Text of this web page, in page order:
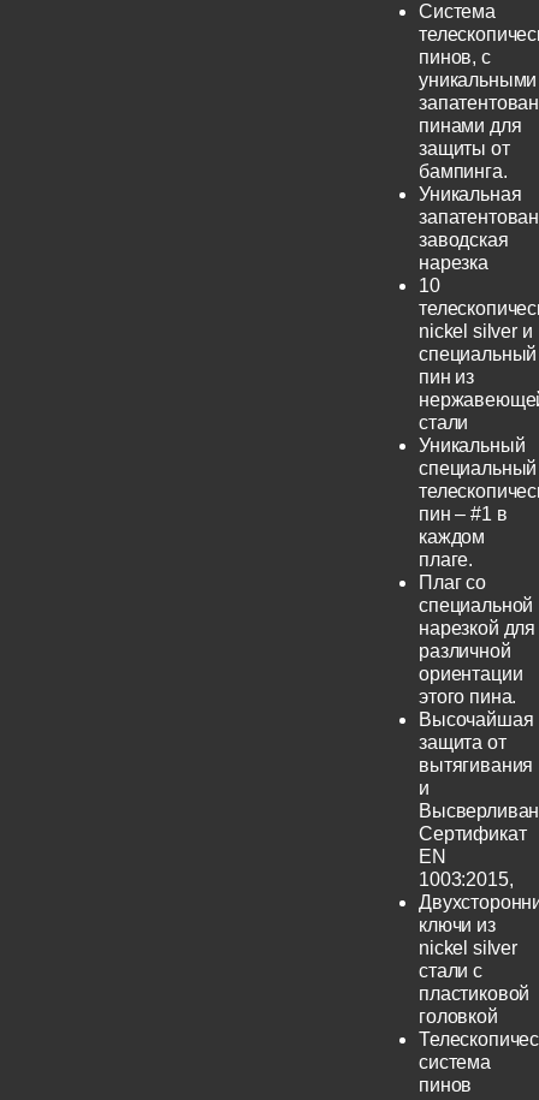
Система
пинов, с
уникальными
пинами для
защиты от
бампинга.
Уникальная
заводская
нарезка
10
nickel silver и
специальный
пин из
стали
Уникальный
специальный
пин – #1 в
каждом
плаге.
Плаг со
специальной
нарезкой для
различной
ориентации
этого пина.
Высочайшая
защита от
вытягивания
и
Сертификат
EN
1003:2015,
ключи из
nickel silver
стали с
пластиковой
головкой
система
пинов